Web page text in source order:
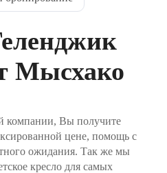
данные пассажира.
телефон и Email.
вы получите
пригодится, если
вас в месте отправления.
интернет-эквайринг
АО «Т-Банк»,
www.tbank.ru/business/,
Мысхако
компании, Вы получите
цене, помощь с
ожидания. Так же мы
кресло для самых